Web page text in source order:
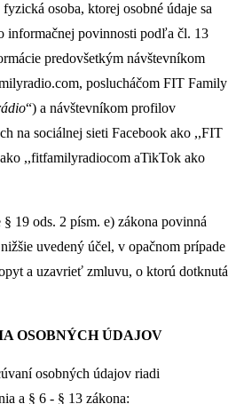
osoba, ktorej osobné údaje sa
informačnej povinnosti podľa čl. 13
predovšetkým návštevníkom
poslucháčom FIT Family
“) a návštevníkom profilov
na sociálnej sieti Facebook ako ,,FIT
,,fitfamilyradiocom aTikTok ako
19 ods. 2 písm. e) zákona povinná
uvedený účel, v opačnom prípade
a uzavrieť zmluvu, o ktorú dotknutá
OSOBNÝCH ÚDAJOV
osobných údajov riadi
a § 6 - § 13 zákona: